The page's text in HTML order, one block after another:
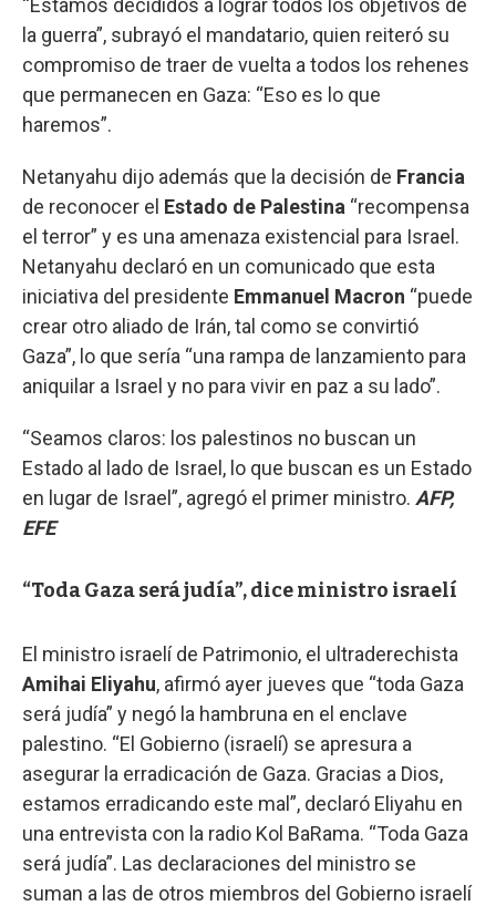
“Estamos decididos a lograr todos los objetivos de
la guerra”, subrayó el mandatario, quien reiteró su
compromiso de traer de vuelta a todos los rehenes
que permanecen en Gaza: “Eso es lo que
haremos”.
Netanyahu dijo además que la decisión de Francia
de reconocer el Estado de Palestina “recompensa
el terror” y es una amenaza existencial para Israel.
Netanyahu declaró en un comunicado que esta
iniciativa del presidente Emmanuel Macron “puede
crear otro aliado de Irán, tal como se convirtió
Gaza”, lo que sería “una rampa de lanzamiento para
aniquilar a Israel y no para vivir en paz a su lado”.
“Seamos claros: los palestinos no buscan un
Estado al lado de Israel, lo que buscan es un Estado
en lugar de Israel”, agregó el primer ministro. AFP,
EFE
“Toda Gaza será judía”, dice ministro israelí
El ministro israelí de Patrimonio, el ultraderechista
Amihai Eliyahu, afirmó ayer jueves que “toda Gaza
será judía” y negó la hambruna en el enclave
palestino. “El Gobierno (israelí) se apresura a
asegurar la erradicación de Gaza. Gracias a Dios,
estamos erradicando este mal”, declaró Eliyahu en
una entrevista con la radio Kol BaRama. “Toda Gaza
será judía”. Las declaraciones del ministro se
suman a las de otros miembros del Gobierno israelí